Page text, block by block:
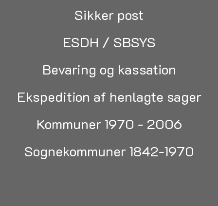
Sikker post
ESDH / SBSYS
Bevaring og kassation
Ekspedition af henlagte sager
Kommuner 1970 - 2006
Sognekommuner 1842-1970